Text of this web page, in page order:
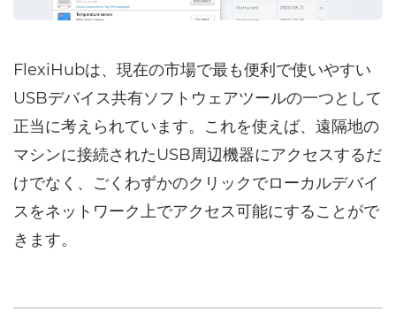
FlexiHubは、現在の市場で最も便利で使いやすい
USBデバイス共有ソフトウェアツールの一つとして
正当に考えられています。これを使えば、遠隔地の
マシンに接続されたUSB周辺機器にアクセスするだ
けでなく、ごくわずかのクリックでローカルデバイ
スをネットワーク上でアクセス可能にすることがで
きます。